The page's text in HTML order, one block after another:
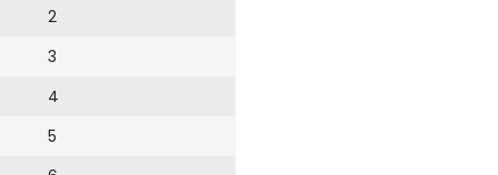
2
3
4
5